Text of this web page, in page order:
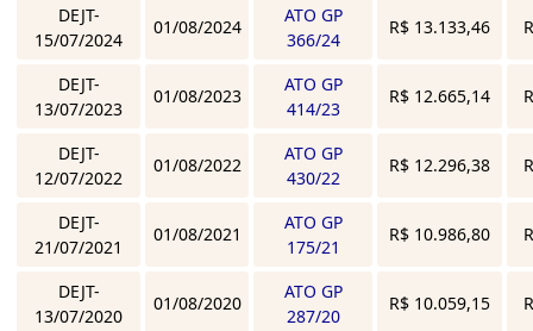
DEJT-
15/07/2024
01/08/2024
ATO GP
366/24
R$ 13.133,46
DEJT-
13/07/2023
01/08/2023
ATO GP
414/23
R$ 12.665,14
DEJT-
12/07/2022
01/08/2022
ATO GP
430/22
R$ 12.296,38
DEJT-
21/07/2021
01/08/2021
ATO GP
175/21
R$ 10.986,80
DEJT-
13/07/2020
01/08/2020
ATO GP
287/20
R$ 10.059,15